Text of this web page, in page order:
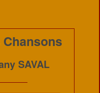
SAVAL